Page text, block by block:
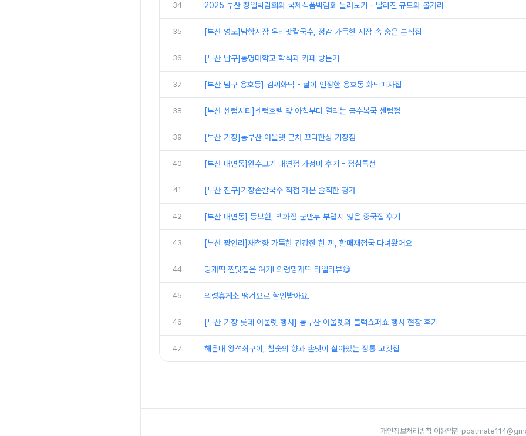
34 2025 부산 창업박람회와 국제식품박람회 둘러보기 - 달라진 규모와 볼거리
35 [부산 영도]남항시장 우리맛칼국수, 정감 가득한 시장 속 숨은 분식집
36 [부산 남구]동명대학교 학식과 카페 방문기
37 [부산 남구 용호동] 김씨화덕 - 딸이 인정한 용호동 화덕피자집
38 [부산 센텀시티]센텀호텔 앞 아침부터 열리는 금수복국 센텀점
39 [부산 기장]동부산 아울렛 근처 꼬막한상 기장점
40 [부산 대연동]완수고기 대연점 가성비 후기 - 점심특선
41 [부산 진구]기장손칼국수 직접 가본 솔직한 평가
42 [부산 대연동] 동보현, 백화점 군만두 부럽지 않은 중국집 후기
43 [부산 광안리]재첩향 가득한 건강한 한 끼, 할매재첩국 다녀왔어요
44 망개떡 찐맛집은 여기! 의령망개떡 리얼리뷰😋
45 의령휴게소 땡겨요로 할인받아요.
46 [부산 기장 롯데 아울렛 행사] 동부산 아울렛의 블랙쇼퍼쇼 행사 현장 후기
47 해운대 왕석쇠구이, 참숯의 향과 손맛이 살아있는 정통 고깃집
개인정보처리방침 ·이용약관·